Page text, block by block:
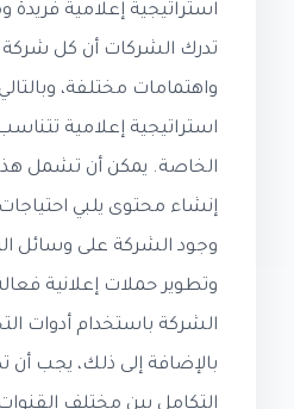
استراتيجية إعلامية
تدرك الشركات أن كل شركة
واهتمامات مختلفة،
استراتيجية إعلامية
الخاصة. يمكن أن تشمل هذه
إنشاء محتوى يلبي
وجود الشركة على وسائل
وتطوير حملات إعلانية
الشركة باستخدام أدوات
بالإضافة إلى ذلك، يجب أن